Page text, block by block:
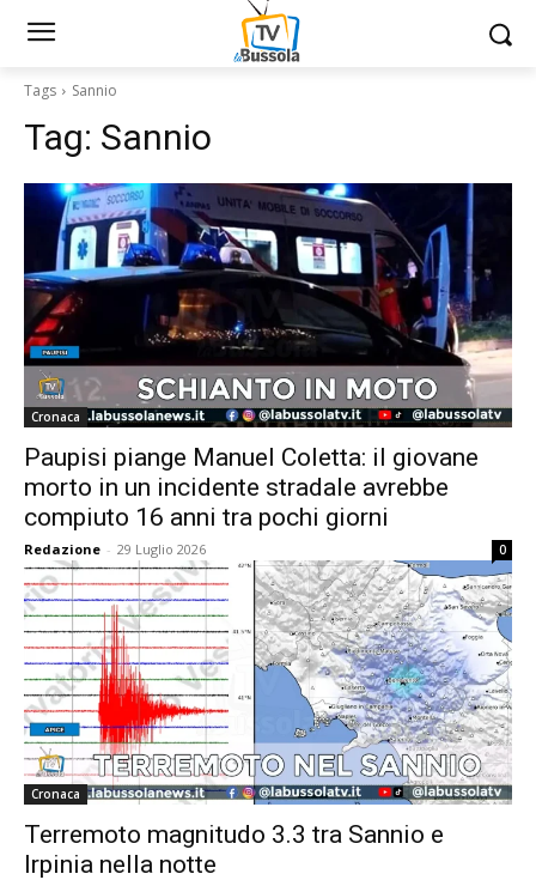
Tags Sannio
Tag: Sannio
Cronaca
Paupisi piange Manuel Coletta: il giovane
morto in un incidente stradale avrebbe
compiuto 16 anni tra pochi giorni
Redazione - 29 Luglio 2026 0
Cronaca
Terremoto magnitudo 3.3 tra Sannio e
Irpinia nella notte